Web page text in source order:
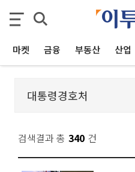
마켓 금융 부동산 산업
검색결과 총 340 건